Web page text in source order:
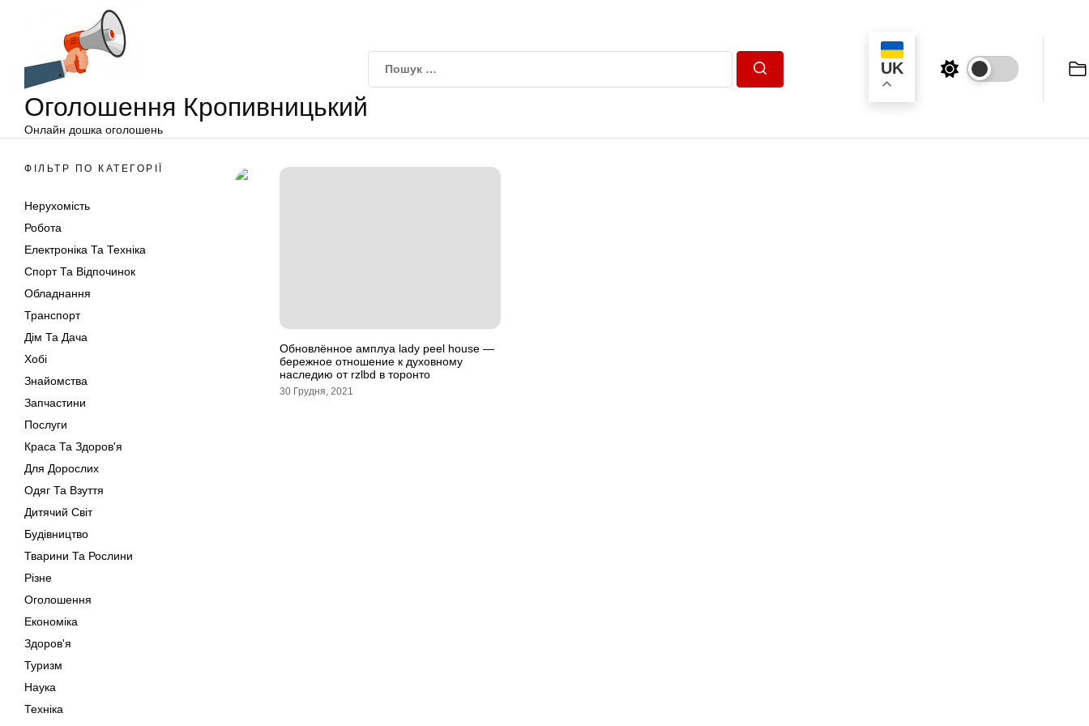
Оголошення Кропивницький
Онлайн дошка оголошень
UK
ФІЛЬТР ПО КАТЕГОРІЇ
Нерухомість
Робота
Електроніка Та Техніка
Спорт Та Відпочинок
Обладнання
Транспорт
Дім Та Дача
Хобі
Знайомства
Запчастини
Послуги
Краса Та Здоров'я
Для Дорослих
Одяг Та Взуття
Дитячий Світ
Будівництво
Тварини Та Рослини
Різне
Оголошення
Економіка
Здоров'я
Туризм
Наука
Техніка
Обновлённое амплуа lady peel house —
бережное отношение к духовному
наследию от rzlbd в торонто
30 Грудня, 2021